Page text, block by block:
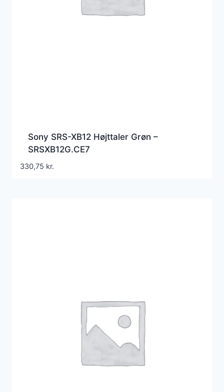
Sony SRS-XB12 Højttaler Grøn –
SRSXB12G.CE7
330,75 kr.